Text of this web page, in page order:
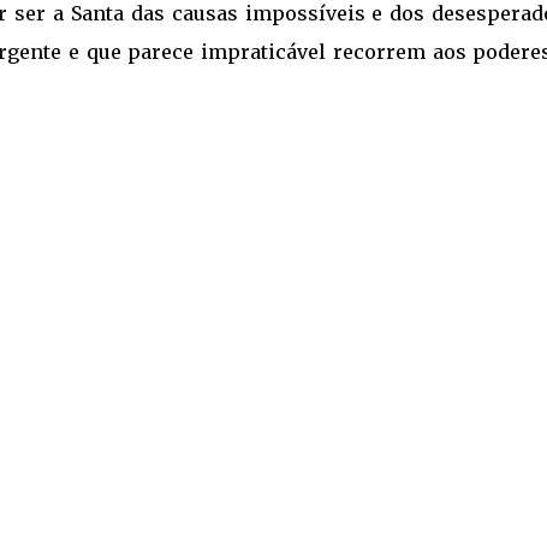
ser a Santa das causas impossíveis e dos
e que parece impraticável recorrem aos